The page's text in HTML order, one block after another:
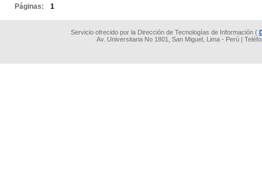
Páginas: 1
Servicio ofrecido por la Dirección de Tecnologías de Información (
Av. Universitaria No 1801, San Miguel, Lima - Perú |